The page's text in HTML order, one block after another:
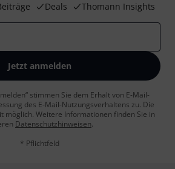
Deals Thomann Insights
Jetzt anmelden
stimmen Sie dem Erhalt von E-Mail-
des E-Mail-Nutzungsverhaltens zu. Die
möglich. Weitere Informationen finden Sie in
Datenschutzhinweisen.
* Pflichtfeld